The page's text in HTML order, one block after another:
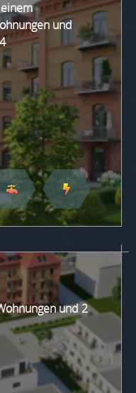
und
und 2